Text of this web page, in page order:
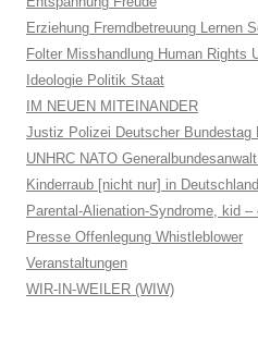
Erziehung Fremdbetreuung Lernen
Folter Misshandlung Human Rights
Ideologie Politik Staat
IM NEUEN MITEINANDER
Justiz Polizei Deutscher Bundestag
UNHRC NATO
Kinderraub [nicht nur] in
Parental-Alienation-Syndrome, kid –
Presse Offenlegung Whistleblower
Veranstaltungen
WIR-IN-WEILER (WIW)